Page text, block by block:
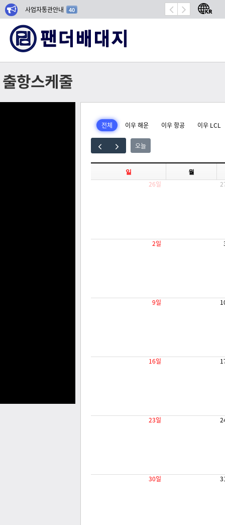
사업자통관안내 40 항공기 밀봉 시장 성
출항스케줄
전체 이우 해운 이우 항공 이우 LCL
오늘
일
월
26일
2일
9일
16일
23일
30일